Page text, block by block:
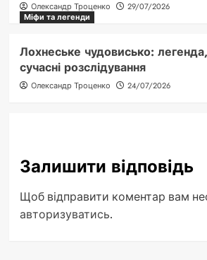
Олександр Троценко
29/07/2026
Міфи та легенди
Лохнеське чудовисько:
сучасні розслідування
Олександр Троценко 24/07/2026
Залишити відповідь
Щоб відправити коментар вам
авторизуватись.